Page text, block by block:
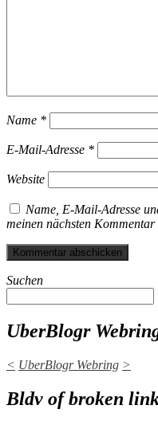
Name *
E-Mail-Adresse *
Website
Name, E-Mail-Adresse
meinen nächsten Kommentar
Suchen
UberBlogr
< UberBlogr Webring >
Bldv of broken